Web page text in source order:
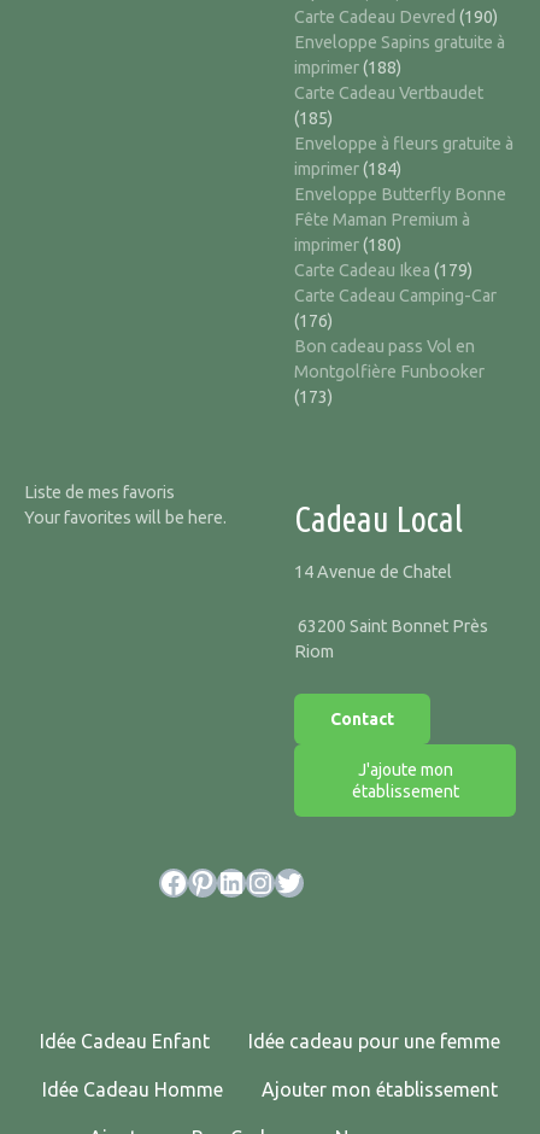
Carte Cadeau Devred (190)
Enveloppe Sapins gratuite à
imprimer(188)
Carte Cadeau Vertbaudet
(185)
Enveloppe à fleurs gratuite à
imprimer(184)
Enveloppe Butterfly Bonne
Fête Maman Premium à
imprimer(180)
Carte Cadeau Ikea (179)
Carte Cadeau Camping-Car
(176)
Bon cadeau pass Vol en
Montgolfière Funbooker
(173)
Liste de mes favoris
Your favorites will be here.
Cadeau Local
14 Avenue de Chatel
63200 Saint Bonnet Près
Riom
Contact
J'ajoute mon
établissement
Facebook Pinterest LinkedIn InstagramTwitter
Idée Cadeau Enfant Idée cadeau pour une femme
Idée Cadeau Homme Ajouter mon établissement